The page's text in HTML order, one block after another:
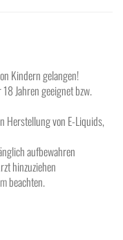
Kindern gelangen!
Jahren geeignet bzw.
Herstellung von E-Liquids,
aufbewahren
hinzuziehen
beachten.